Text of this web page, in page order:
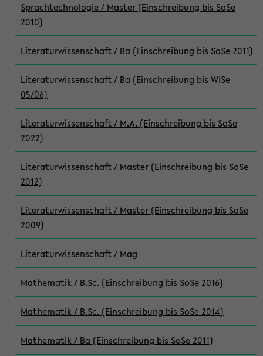
Sprachtechnologie / Master (Einschreibung bis SoSe
2010)
Literaturwissenschaft / Ba (Einschreibung bis SoSe 2011)
Literaturwissenschaft / Ba (Einschreibung bis WiSe
05/06)
Literaturwissenschaft / M.A. (Einschreibung bis SoSe
2022)
Literaturwissenschaft / Master (Einschreibung bis SoSe
2012)
Literaturwissenschaft / Master (Einschreibung bis SoSe
2009)
Literaturwissenschaft / Mag
Mathematik / B.Sc. (Einschreibung bis SoSe 2016)
Mathematik / B.Sc. (Einschreibung bis SoSe 2014)
Mathematik / Ba (Einschreibung bis SoSe 2011)